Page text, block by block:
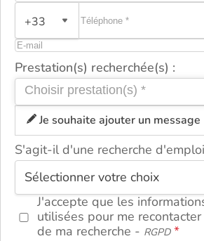
+33
Prestation(s) recherchée(s) :
Je souhaite ajouter un message
S'agit-il d'une recherche
J'accepte que les
utilisées pour me
de ma recherche - RGPD
ou